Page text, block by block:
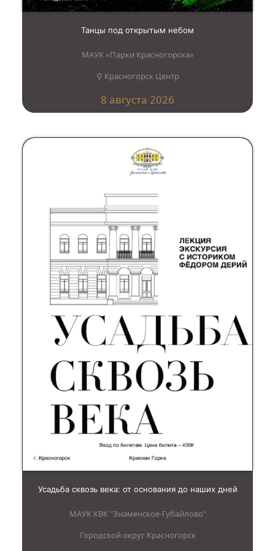
Танцы под открытым небом
МАУК «Парки Красногорска»
⚲ Красногорск Центр
8 августа 2026
Усадьба сквозь века: от основания до наших дней
МАУК КВК "Знаменское-Губайлово"
Городской округ Красногорск